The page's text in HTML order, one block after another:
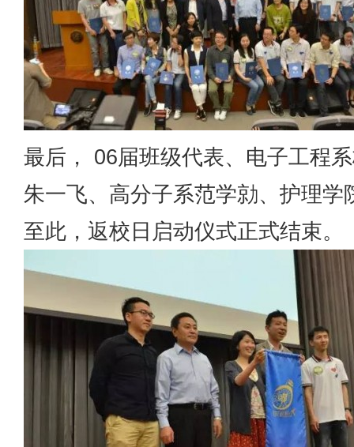
最后， 06届班级代表、电子工程
朱一飞、高分子系范学勍、护理
至此，返校日启动仪式正式结束。